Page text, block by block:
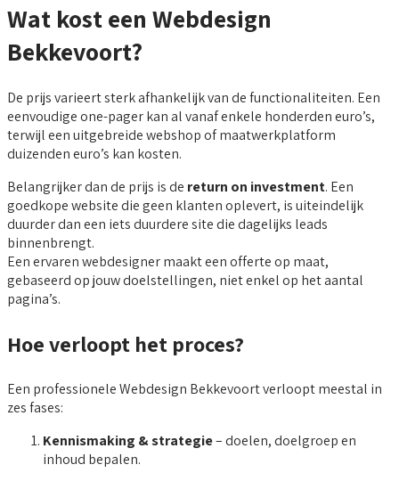
Wat kost een Webdesign
Bekkevoort?
De prijs varieert sterk afhankelijk van de functionaliteiten. Een
eenvoudige one-pager kan al vanaf enkele honderden euro’s,
terwijl een uitgebreide webshop of maatwerkplatform
duizenden euro’s kan kosten.
Belangrijker dan de prijs is de return on investment. Een
goedkope website die geen klanten oplevert, is uiteindelijk
duurder dan een iets duurdere site die dagelijks leads
binnenbrengt.
Een ervaren webdesigner maakt een offerte op maat,
gebaseerd op jouw doelstellingen, niet enkel op het aantal
pagina’s.
Hoe verloopt het proces?
Een professionele Webdesign Bekkevoort verloopt meestal in
zes fases:
Kennismaking & strategie– doelen, doelgroep en
inhoud bepalen.